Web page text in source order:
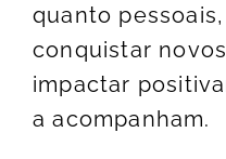
quanto
conquistar
impactar
a acompanham.